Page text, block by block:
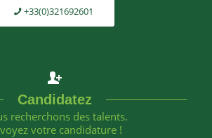
+33(0)321692601
Candidatez
recherchons des talents.
votre candidature !